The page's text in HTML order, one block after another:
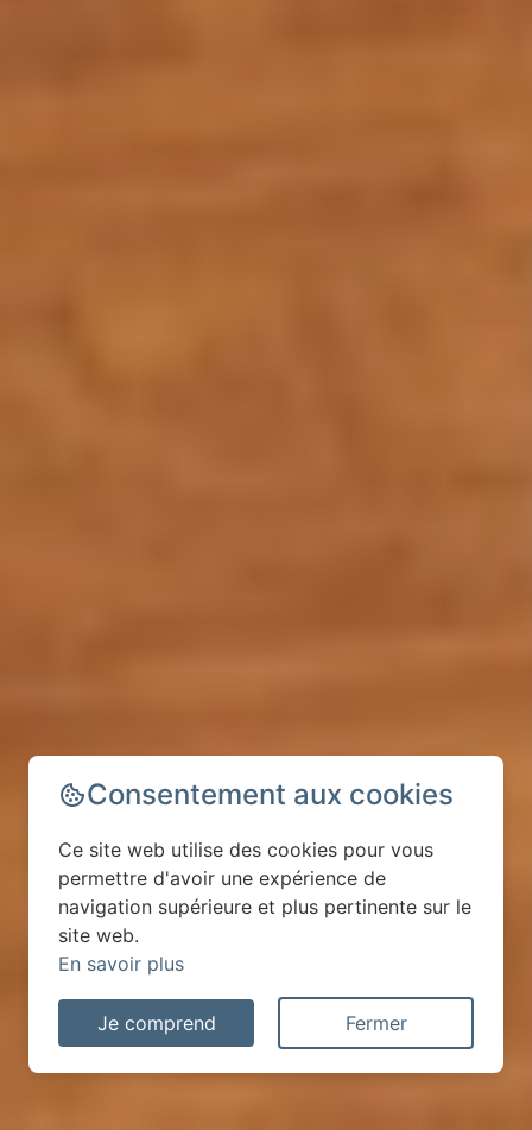
Consentement aux cookies
Ce site web utilise des cookies pour vous
permettre d'avoir une expérience de
navigation supérieure et plus pertinente sur le
site web.
En savoir plus
Je comprend Fermer